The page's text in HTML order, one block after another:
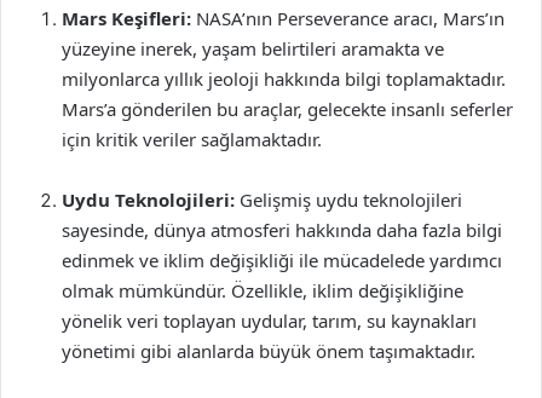
Mars Keşifleri: NASA’nın Perseverance aracı, Mars’ın
yüzeyine inerek, yaşam belirtileri aramakta ve
milyonlarca yıllık jeoloji hakkında bilgi toplamaktadır.
Mars’a gönderilen bu araçlar, gelecekte insanlı seferler
için kritik veriler sağlamaktadır.
Uydu Teknolojileri: Gelişmiş uydu teknolojileri
sayesinde, dünya atmosferi hakkında daha fazla bilgi
edinmek ve iklim değişikliği ile mücadelede yardımcı
olmak mümkündür. Özellikle, iklim değişikliğine
yönelik veri toplayan uydular, tarım, su kaynakları
yönetimi gibi alanlarda büyük önem taşımaktadır.